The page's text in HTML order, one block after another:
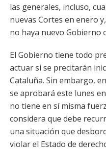
las generales, incluso,
nuevas Cortes en enero
no haya nuevo Gobierno
El Gobierno tiene todo
actuar si se precitarán
Cataluña. Sin embargo,
se aprobará este lunes
no tiene en sí misma
considera que debe
una situación que
violar el Estado de